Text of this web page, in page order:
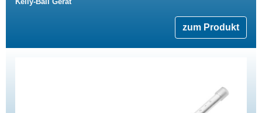
zum Produkt